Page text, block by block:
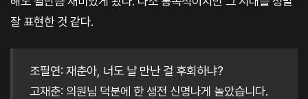
잘 표현한 것 같다.
조필연: 재춘아, 너도 날 만난 걸 후회하냐?
고재춘: 의원님 덕분에 한 생전 신명나게 놀았습니다.